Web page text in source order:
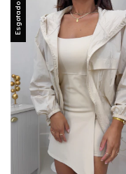
Esgotado